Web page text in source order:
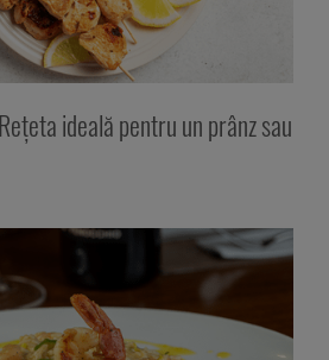
ideală pentru un prânz sau